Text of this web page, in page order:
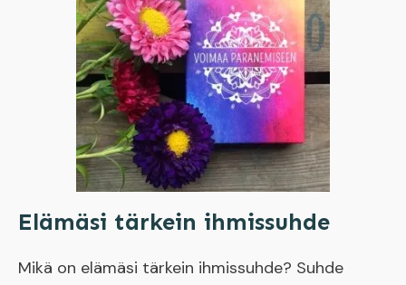
Elämäsi tärkein ihmissuhde
Mikä on elämäsi tärkein ihmissuhde? Suhde